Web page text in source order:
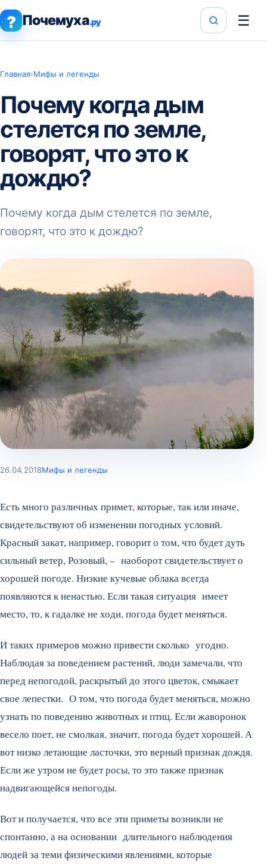
? Почемуха.ру ☰
Главная›Мифы и легенды
Почему когда дым
стелется по земле,
говорят, что это к
дождю?
Почему когда дым стелется по земле,
говорят, что это к дождю?
26.04.2018Мифы и легенды
Есть много различных примет, которые, так или иначе,
свидетельствуют об изменении погодных условий.
Красный закат, например, говорит о том, что будет дуть
сильный ветер, Розовый, – наоборот свидетельствует о
хорошей погоде. Низкие кучевые облака всегда
появляются к ненастью. Если такая ситуация имеет
место, то, к гадалке не ходи, погода будет меняться.
И таких примеров можно привести сколько угодно.
Наблюдая за поведением растений, люди замечали, что
перед непогодой, раскрытый до этого цветок, смыкает
свое лепестки. О том, что погода будет меняться, можно
узнать по поведению животных и птиц. Если жаворонок
весело поет, не смолкая, значит, погода будет хорошей. А
вот низко летающие ласточки, это верный признак дождя.
Если же утром не будет росы, то это также признак
надвигающейся непогоды.
Вот и получается, что все эти приметы возникли не
спонтанно, а на основании длительного наблюдения
людей за теми физическими явлениями, которые